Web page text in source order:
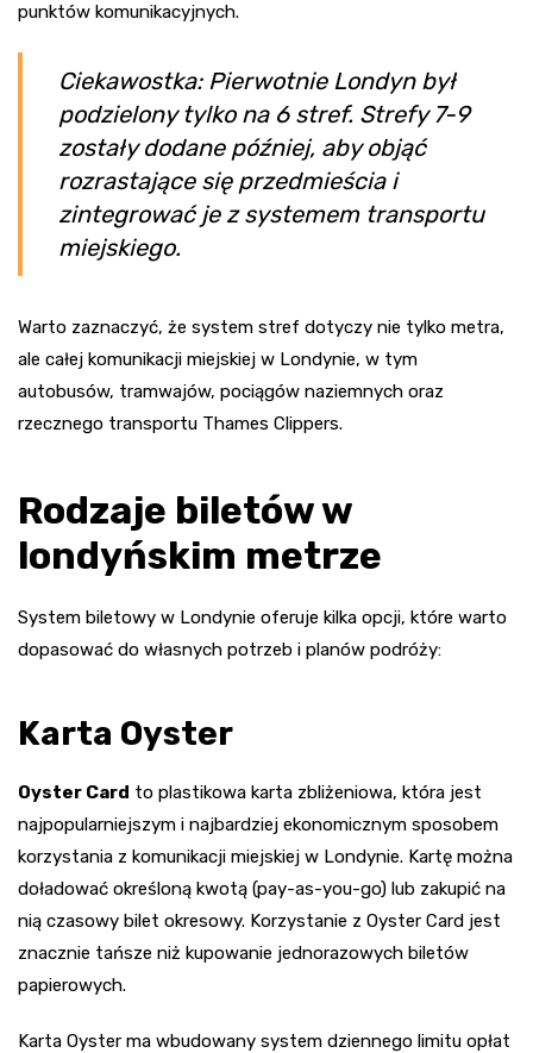
punktów komunikacyjnych.
Ciekawostka: Pierwotnie Londyn był
podzielony tylko na 6 stref. Strefy 7-9
zostały dodane później, aby objąć
rozrastające się przedmieścia i
zintegrować je z systemem transportu
miejskiego.
Warto zaznaczyć, że system stref dotyczy nie tylko metra,
ale całej komunikacji miejskiej w Londynie, w tym
autobusów, tramwajów, pociągów naziemnych oraz
rzecznego transportu Thames Clippers.
Rodzaje biletów w
londyńskim metrze
System biletowy w Londynie oferuje kilka opcji, które warto
dopasować do własnych potrzeb i planów podróży:
Karta Oyster
Oyster Card to plastikowa karta zbliżeniowa, która jest
najpopularniejszym i najbardziej ekonomicznym sposobem
korzystania z komunikacji miejskiej w Londynie. Kartę można
doładować określoną kwotą (pay-as-you-go) lub zakupić na
nią czasowy bilet okresowy. Korzystanie z Oyster Card jest
znacznie tańsze niż kupowanie jednorazowych biletów
papierowych.
Karta Oyster ma wbudowany system dziennego limitu opłat